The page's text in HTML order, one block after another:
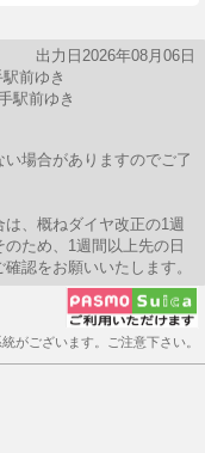
出力日2026年08月06日
前ゆき
駅前ゆき
場合がありますのでご了
、概ねダイヤ改正の1週
ため、1週間以上先の日
認をお願いいたします。
がございます。ご注意下さい。